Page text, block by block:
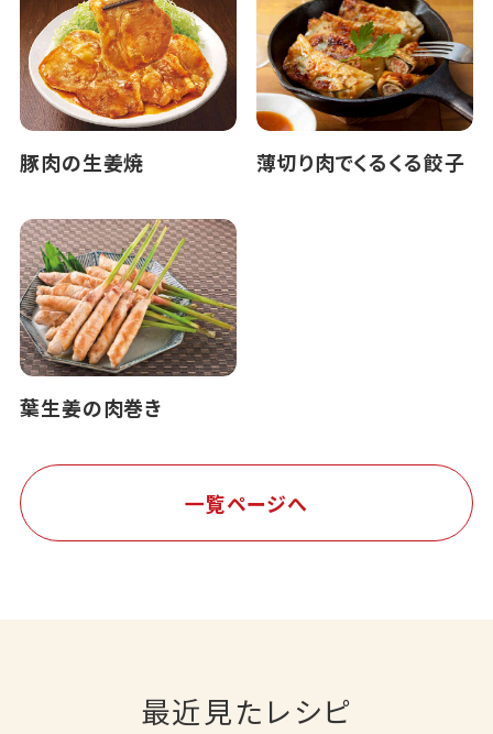
豚肉の生姜焼 薄切り肉でくるくる餃子
葉生姜の肉巻き
一覧ページへ
最近見たレシピ